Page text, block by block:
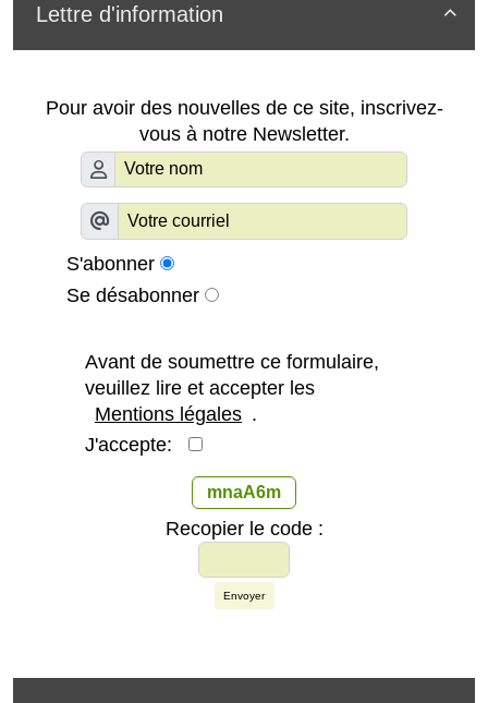

Lettre d'information
Pour avoir des nouvelles de ce site, inscrivez-
vous à notre Newsletter.
S'abonner
Se désabonner
Avant de soumettre ce formulaire,
veuillez lire et accepter les
Mentions légales .
J'accepte:
mnaA6m
Recopier le code :
Envoyer